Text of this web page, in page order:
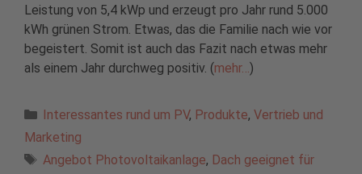
Leistung von 5,4 kWp und erzeugt pro Jahr rund 5.000
kWh grünen Strom. Etwas, das die Familie nach wie vor
begeistert. Somit ist auch das Fazit nach etwas mehr
als einem Jahr durchweg positiv. (mehr…)
Kategorien
Interessantes rund um PV, Produkte, Vertrieb und
Marketing
Schlagwörter
Angebot Photovoltaikanlage, Dach geeignet für